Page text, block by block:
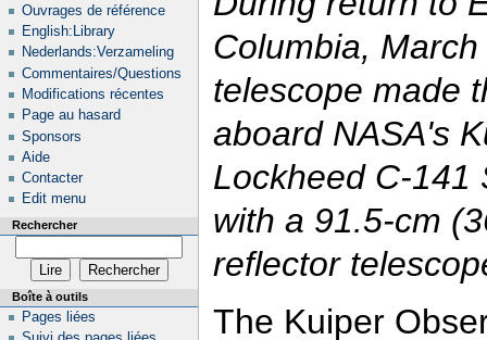
Columbia,
telescope made
aboard NASA's
Lockheed C-141
with a 91.5-cm
reflector
The Kuiper
Ouvrages de référence
English:Library
Nederlands:Verzameling
Commentaires/Questions
Modifications récentes
Page au hasard
Sponsors
Aide
Contacter
Edit menu
Rechercher
Boîte à outils
Pages liées